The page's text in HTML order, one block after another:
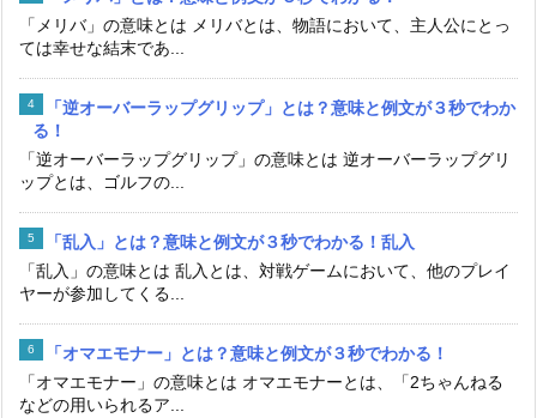
「メリバ」の意味とは メリバとは、物語において、主人公にとっ
ては幸せな結末であ...
「逆オーバーラップグリップ」とは？意味と例文が３秒でわか
る！
「逆オーバーラップグリップ」の意味とは 逆オーバーラップグリ
ップとは、ゴルフの...
「乱入」とは？意味と例文が３秒でわかる！乱入
「乱入」の意味とは 乱入とは、対戦ゲームにおいて、他のプレイ
ヤーが参加してくる...
「オマエモナー」とは？意味と例文が３秒でわかる！
「オマエモナー」の意味とは オマエモナーとは、「2ちゃんねる
などの用いられるア...